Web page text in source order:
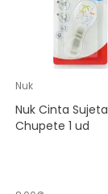
Nuk
Nuk Cinta Sujeta
Chupete 1 ud